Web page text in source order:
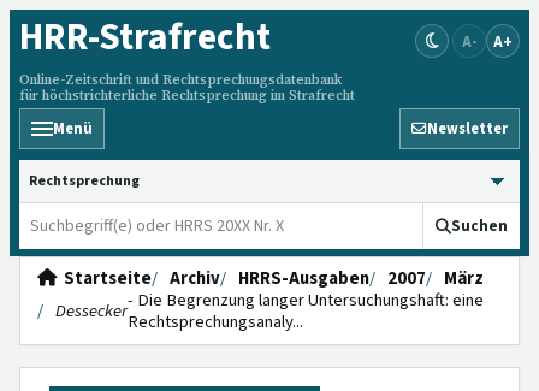
HRR-Strafrecht
Online-Zeitschrift und Rechtsprechungsdatenbank
für höchstrichterliche Rechtsprechung im Strafrecht
A- A+
Menü Newsletter
HRRS durchsuchen
Suchen
Startseite Archiv HRRS-Ausgaben 2007
März
Dessecker- Die Begrenzung langer Untersuchungshaft: eine
Rechtsprech­ungsanaly...